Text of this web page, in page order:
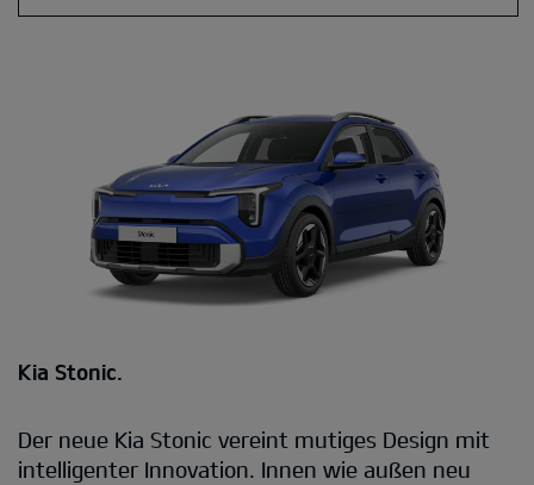
Kia Stonic.
Der neue Kia Stonic vereint mutiges Design mit
intelligenter Innovation. Innen wie außen neu